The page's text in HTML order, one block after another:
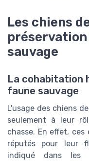
Les chiens
sauvage
La cohabitation
faune sauvage
L'usage des chiens
seulement à leur
chasse. En effet, ces
réputés pour leur
indiqué dans les